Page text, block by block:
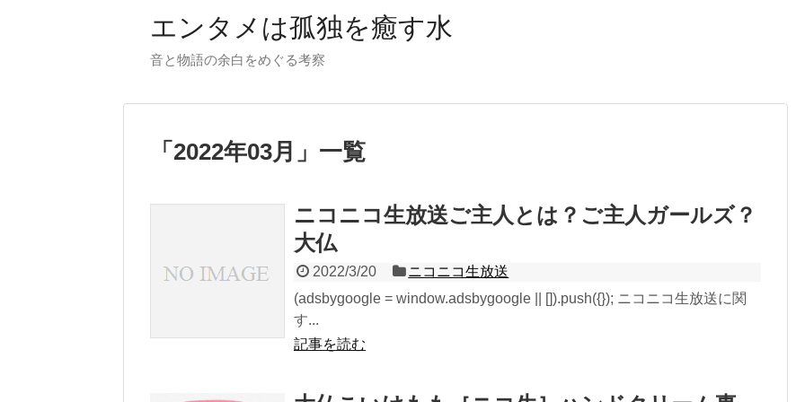
【PR】当サイトではアフィリエイト広告（PR）を利用しています。記事内ではアフィリエイトプログラ
エンタメは孤独を癒す水
音と物語の余白をめぐる考察
「 2022年03月 」 一覧
ニコニコ生放送ご主人とは？ご主人ガールズ？
大仏
2022/3/20
ニコニコ生放送
(adsbygoogle = window.adsbygoogle || []).push({}); ニコニコ生放送に関
す...
記事を読む